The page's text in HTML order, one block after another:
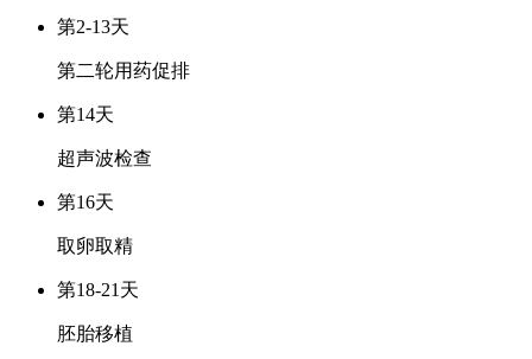
第2-13天
第二轮用药促排
第14天
超声波检查
第16天
取卵取精
第18-21天
胚胎移植